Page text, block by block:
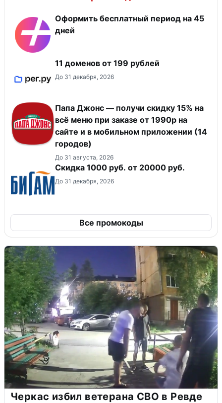
Оформить бесплатный период на 45
дней
11 доменов от 199 рублей
До 31 декабря, 2026
Папа Джонс — получи скидку 15% на
всё меню при заказе от 1990р на
сайте и в мобильном приложении (14
городов)
До 31 августа, 2026
​Скидка 1000 руб. от 20000 руб.
До 31 декабря, 2026
Все промокоды
Черкас избил ветерана СВО в Ревде